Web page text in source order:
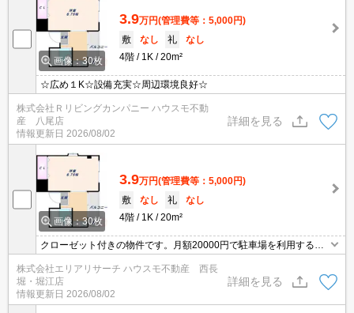
画像：30枚
3.9万円(管理費等：5,000円)
敷
なし 礼
なし
4階
1K 20m²
☆広め１K☆設備充実☆周辺環境良好☆
株式会社Ｒリビングカンパニー ハウスモ不動
産 八尾店
情報更新日 2026/08/02
詳細を見る
画像：30枚
3.9万円(管理費等：5,000円)
敷
なし 礼
なし
4階
1K 20m²
クローゼット付きの物件です。月額20000円で駐車場を利用するこ
とができる物件です。この物件はバルコニー付きです。快適な生活
を送ることのできる、エアコン付きの物件です。徒歩4分で駅にア
クセスできる物件です。
株式会社エリアリサーチ ハウスモ不動産 西長
堀・堀江店
情報更新日 2026/08/02
詳細を見る